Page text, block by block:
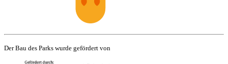
Der Bau des Parks wurde gefördert von